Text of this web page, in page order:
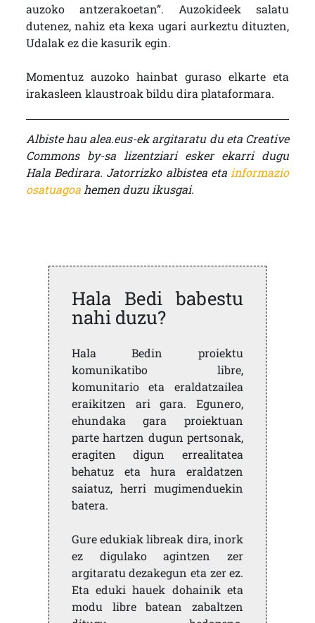
auzoko antzerakoetan”. Auzokideek salatu
dutenez, nahiz eta kexa ugari aurkeztu dituzten,
Udalak ez die kasurik egin.
Momentuz auzoko hainbat guraso elkarte eta
irakasleen klaustroak bildu dira plataformara.
Albiste hau alea.eus-ek argitaratu du eta Creative
Commons by-sa lizentziari esker ekarri dugu
Hala Bedirara. Jatorrizko albistea etainformazio
osatuagoa hemen duzu ikusgai.
Hala Bedi babestu
nahi duzu?
Hala Bedin proiektu
komunikatibo libre,
komunitario eta eraldatzailea
eraikitzen ari gara. Egunero,
ehundaka gara proiektuan
parte hartzen dugun pertsonak,
eragiten digun errealitatea
behatuz eta hura eraldatzen
saiatuz, herri mugimenduekin
batera.
Gure edukiak libreak dira, inork
ez digulako agintzen zer
argitaratu dezakegun eta zer ez.
Eta eduki hauek dohainik eta
modu libre batean zabaltzen